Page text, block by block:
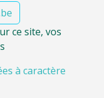
ce site, vos
à caractère